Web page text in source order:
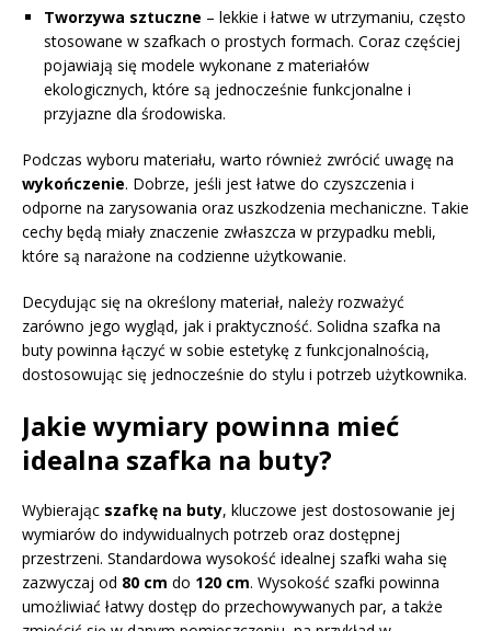
Tworzywa sztuczne – lekkie i łatwe w utrzymaniu, często
stosowane w szafkach o prostych formach. Coraz częściej
pojawiają się modele wykonane z materiałów
ekologicznych, które są jednocześnie funkcjonalne i
przyjazne dla środowiska.
Podczas wyboru materiału, warto również zwrócić uwagę na
wykończenie. Dobrze, jeśli jest łatwe do czyszczenia i
odporne na zarysowania oraz uszkodzenia mechaniczne. Takie
cechy będą miały znaczenie zwłaszcza w przypadku mebli,
które są narażone na codzienne użytkowanie.
Decydując się na określony materiał, należy rozważyć
zarówno jego wygląd, jak i praktyczność. Solidna szafka na
buty powinna łączyć w sobie estetykę z funkcjonalnością,
dostosowując się jednocześnie do stylu i potrzeb użytkownika.
Jakie wymiary powinna mieć
idealna szafka na buty?
Wybierając szafkę na buty, kluczowe jest dostosowanie jej
wymiarów do indywidualnych potrzeb oraz dostępnej
przestrzeni. Standardowa wysokość idealnej szafki waha się
zazwyczaj od 80 cm do 120 cm. Wysokość szafki powinna
umożliwiać łatwy dostęp do przechowywanych par, a także